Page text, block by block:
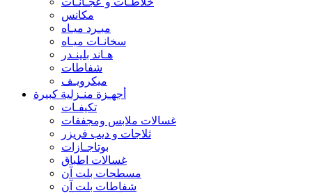
مكانس
مبـرد ميـاه
سخانـات ميـاه
هـاند بلينـدر
شفاطات
ميكرويـف
أجهـزة منـزلية كبيرة
تكيفـات
غسالات ملابس ومجففات
ثلاجات و ديب فريزر
بوتاجـازات
غسالات اطباق
مسطحات بلت آن
شفاطات بلت آن